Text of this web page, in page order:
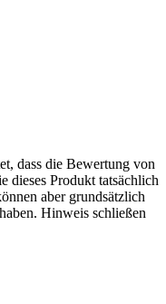
dass die Bewertung von
dieses Produkt tatsächlich
aber grundsätzlich
Hinweis schließen